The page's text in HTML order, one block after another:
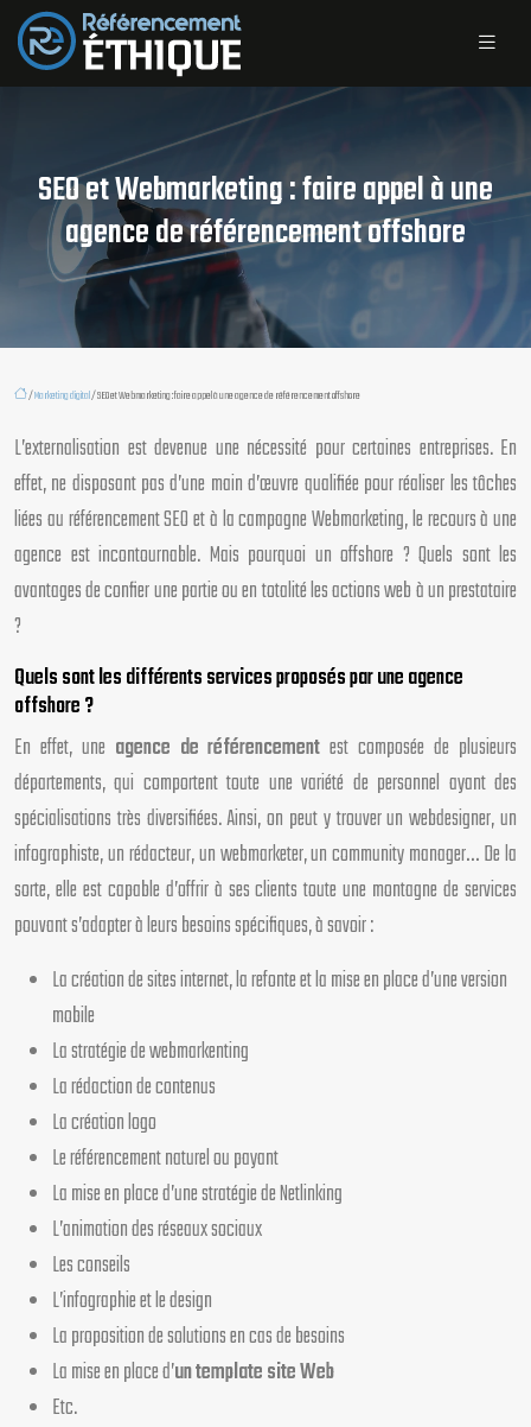
SEO et Webmarketing : faire appel à une
agence de référencement offshore
/Marketing digital/ SEO et Webmarketing : faire appel à une agence de référencement offshore
L’externalisation est devenue une nécessité pour certaines entreprises. En
effet, ne disposant pas d’une main d’œuvre qualifiée pour réaliser les tâches
liées au référencement SEO et à la campagne Webmarketing, le recours à une
agence est incontournable. Mais pourquoi un offshore ? Quels sont les
avantages de confier une partie ou en totalité les actions web à un prestataire
?
Quels sont les différents services proposés par une agence
offshore ?
En effet, une agence de référencement est composée de plusieurs
départements, qui comportent toute une variété de personnel ayant des
spécialisations très diversifiées. Ainsi, on peut y trouver un webdesigner, un
infographiste, un rédacteur, un webmarketer, un community manager… De la
sorte, elle est capable d’offrir à ses clients toute une montagne de services
pouvant s’adapter à leurs besoins spécifiques, à savoir :
La création de sites internet, la refonte et la mise en place d’une version
mobile
La stratégie de webmarkenting
La rédaction de contenus
La création logo
Le référencement naturel ou payant
La mise en place d’une stratégie de Netlinking
L’animation des réseaux sociaux
Les conseils
L’infographie et le design
La proposition de solutions en cas de besoins
La mise en place d’un template site Web
Etc.